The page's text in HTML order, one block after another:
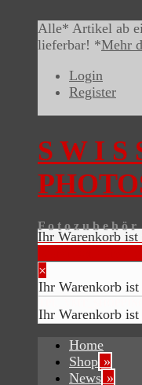
Alle* Artikel ab
lieferbar! *Mehr
Login
Register
S W I S
F o t o z u b e h ö r
Ihr Warenkorb ist
×
Ihr Warenkorb ist
Ihr Warenkorb ist
Home
Shop »
News »